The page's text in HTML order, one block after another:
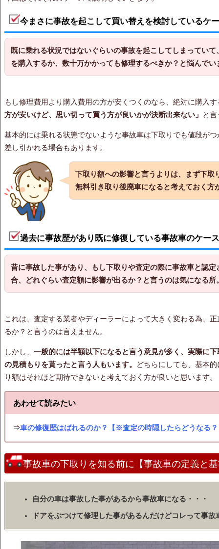
今まさに事故を起こして買い替えを検討しているケ
既に乗れる状況ではないぐらいの事故を起こしてしまっていて
を購入するか、数十万かかっても修理するべきか？と悩んでい
もし修理費用より購入費用の方が安くつくのなら、絶対に購入
方が安いけど、思い切って買う方が良いかが決断出来ない」
と
基本的には乗れる状態でないような事故車は下取りでも値段が
差し引かれる場合もあります。
下取り額への影響と言うよりは、まず下取
無料引き取り後廃車になると考えておく方
過去に事故歴があり既に修復している事故車のケース
昔に事故した事があり、もし下取りや査定の際に事故車と認定
合、どれぐらい査定額に影響が出るか？と言うのは気になる所
これは、査定する業者やディーラーによって大きく変わる為、
るか？と言うのは言えません。
しかし、 一般的には半額以下になると言う意見が多く、実際に
の見積もりを貰ったと言う人もいます。
どちらにしても、基本
り額はそれほど期待できないと考えておく方が良いと思います。
あわせて読みたい
⇒車の修復歴はばれるのか？【※査定の時隠したらどうなる
事故車の下取りを知る前に【事故車の定義と
自分の車は事故した事があるから事故車になる・・・
ドアをぶつけて修理した事があるんだけどコレって事故